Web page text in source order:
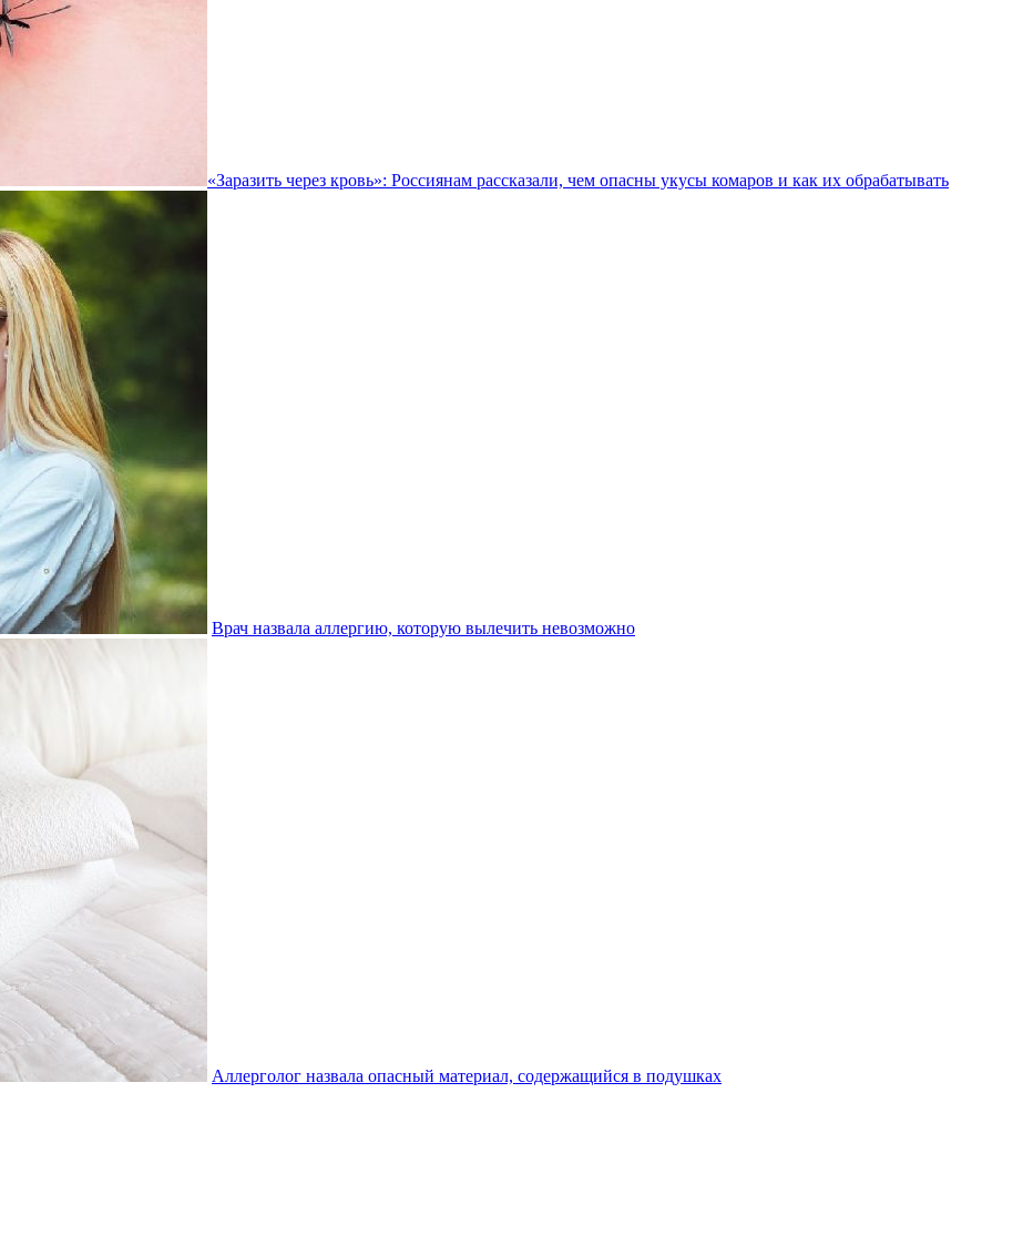
«Заразить через кровь»: Россиянам рассказали, чем опасны укусы комаров и как их обрабатывать
Врач назвала аллергию, которую вылечить невозможно
Аллерголог назвала опасный материал, содержащийся в подушках